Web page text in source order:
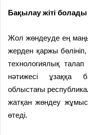
Бақылаужіті болады
Жол жөндеуде ең
жерден қаржы
технологиялық
нәтижесі ұзаққа
облыстағы
жатқан жөндеу
өтеді.